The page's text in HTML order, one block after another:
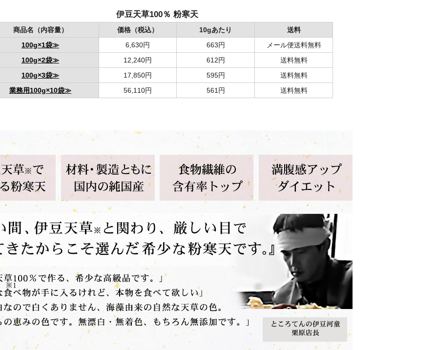
伊豆天草100％ 粉寒天
商品名（内容量） 価格（税込） 10gあたり
送料
100g×1袋≫
6,630円 663円
メール便送料無料
100g×2袋≫
12,240円 612円
送料無料
100g×3袋≫
17,850円 595円
送料無料
業務用100g×10袋≫
56,110円 561円 送料無料